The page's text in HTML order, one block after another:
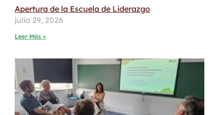
Apertura de la Escuela de Liderazgo
julio 29, 2026
Leer Más »